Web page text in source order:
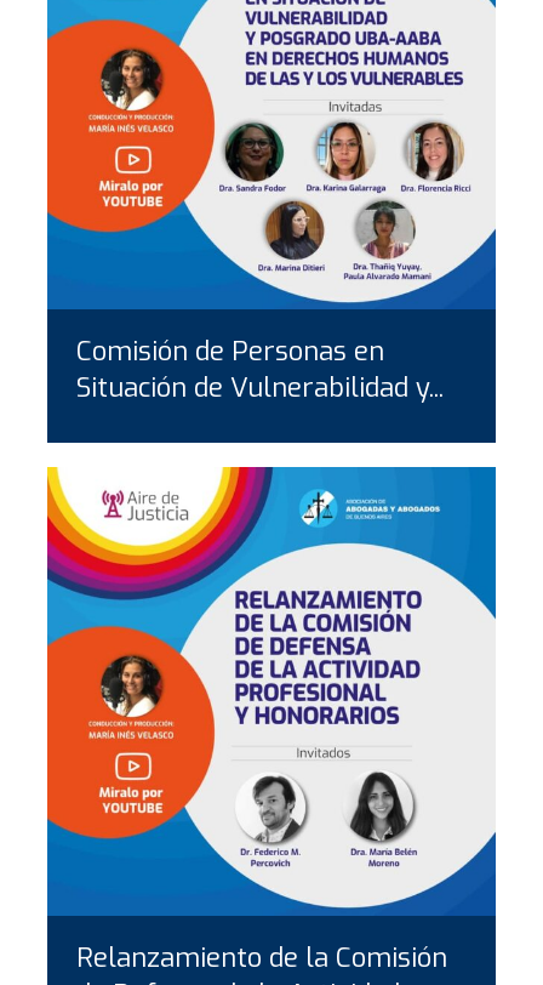
Comisión de Personas en
Situación de Vulnerabilidad y...
Relanzamiento de la Comisión